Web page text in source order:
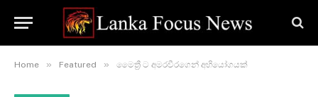
Home » Featured » මෛත්‍රී ට අමරවීරගෙන් අභියෝගයක්